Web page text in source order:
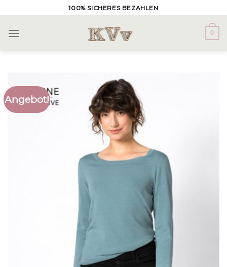
to
content
100% SICHERES BEZAHLEN
0
Angebot!